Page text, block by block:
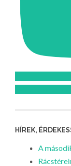
HÍREK,
A